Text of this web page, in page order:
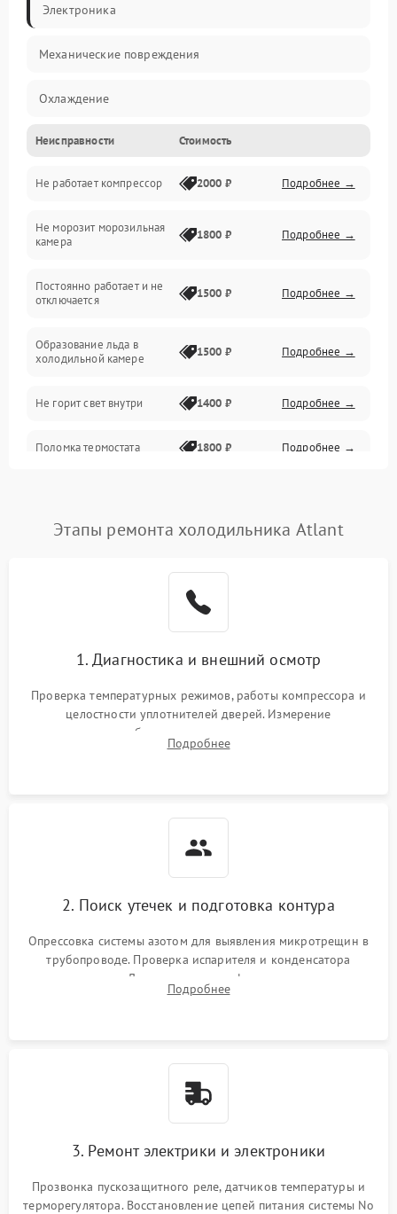
Электроника
Механические повреждения
Охлаждение
Механика
Электропитание
Дренаж
Неисправности Стоимость
Не работает компрессор 2000 ₽ Подробнее →
Не морозит морозильная
камера
1800 ₽ Подробнее →
Постоянно работает и не
отключается
1500 ₽ Подробнее →
Образование льда в
холодильной камере
1500 ₽ Подробнее →
Не горит свет внутри 1400 ₽ Подробнее →
Поломка термостата 1800 ₽ Подробнее →
Поломка системы No Frost 2600 ₽ Подробнее →
работе
2000 ₽ Подробнее →
1000 ₽
1800 ₽
Этапы ремонта холодильника Atlant
1. Диагностика и внешний осмотр
Проверка температурных режимов, работы компрессора и
целостности уплотнителей дверей. Измерение
сопротивления обмоток мотора, проверка термостата и
считывание кодов ошибок с электронного дисплея.
Подробнее
2. Поиск утечек и подготовка контура
Опрессовка системы азотом для выявления микротрещин в
трубопроводе. Проверка испарителя и конденсатора
течеискателем. Демонтаж старого фильтра-осушителя и
продувка капиллярной трубки для устранения засоров.
Подробнее
3. Ремонт электрики и электроники
Прозвонка пускозащитного реле, датчиков температуры и
терморегулятора. Восстановление цепей питания системы No